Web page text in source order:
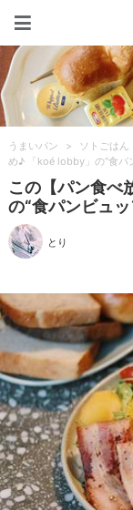
うまいパン > ソトごはん
め♪ 「koé lobby」の“食パ
この【パン食べ
の“食パンビュ
とり